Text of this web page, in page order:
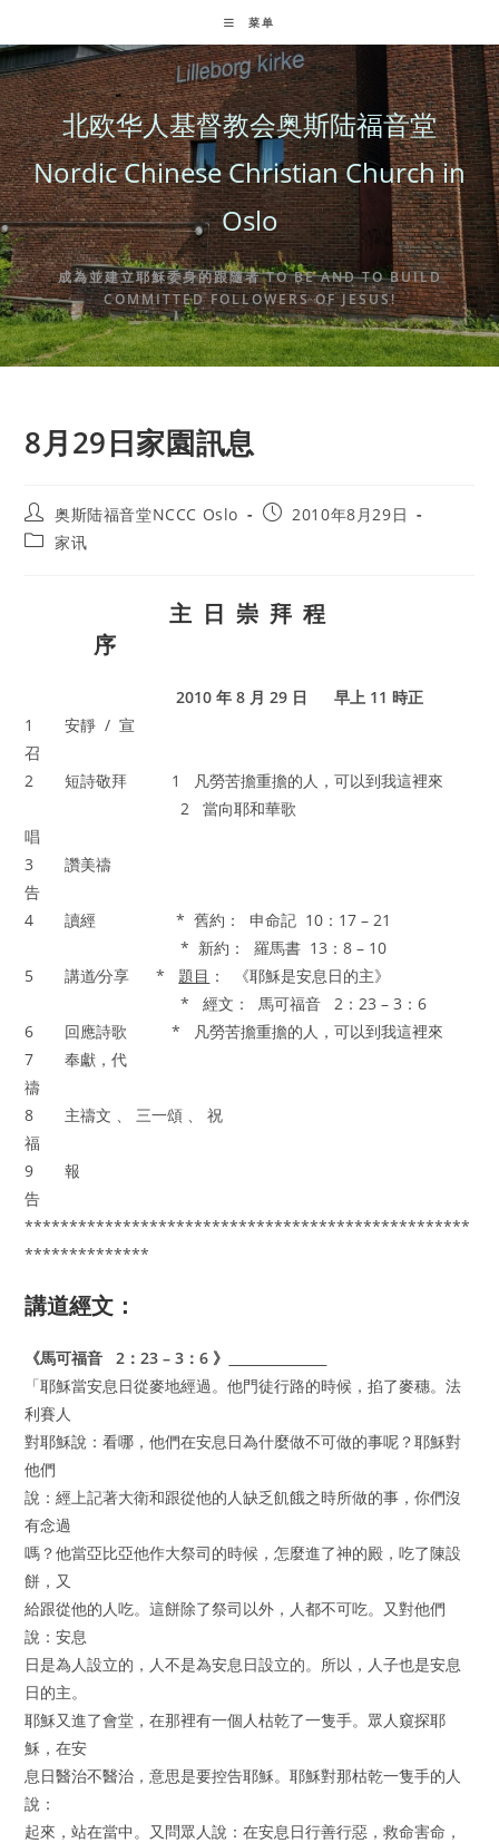
to
content
菜单
北欧华人基督教会奥斯陆福音堂
Nordic Chinese Christian Church in
Oslo
成為並建立耶穌委身的跟隨者 TO BE AND TO BUILD
COMMITTED FOLLOWERS OF JESUS!
8月29日家園訊息
Post
author:
奥斯陆福音堂NCCC Oslo
Post2010年8月29日
Post家讯
主 日 崇 拜 程
序
2010 年 8 月 29 日 早上 11 時正
1 安靜 / 宣
召
2 短詩敬拜 1 凡勞苦擔重擔的人，可以到我這裡來
2 當向耶和華歌
唱
3 讚美禱
告
4 讀經 * 舊約： 申命記 10：17 – 21
* 新約： 羅馬書 13：8 – 10
5 講道∕分享 * 題目 ： 《耶穌是安息日的主》
* 經文： 馬可福音 2：23 – 3：6
6 回應詩歌 * 凡勞苦擔重擔的人，可以到我這裡來
7 奉獻，代
禱
8 主禱文 、 三一頌 、 祝
福
9 報
告
**************************************************
**************
講道經文：
《馬可福音 2：23 – 3：6 》
「耶穌當安息日從麥地經過。他門徒行路的時候，掐了麥穗。法
利賽人
對耶穌說：看哪，他們在安息日為什麼做不可做的事呢？耶穌對
他們
說：經上記著大衛和跟從他的人缺乏飢餓之時所做的事，你們沒
有念過
嗎？他當亞比亞他作大祭司的時候，怎麼進了神的殿，吃了陳設
餅，又
給跟從他的人吃。這餅除了祭司以外，人都不可吃。又對他們
說：安息
日是為人設立的，人不是為安息日設立的。所以，人子也是安息
日的主。
耶穌又進了會堂，在那裡有一個人枯乾了一隻手。眾人窺探耶
穌，在安
息日醫治不醫治，意思是要控告耶穌。耶穌對那枯乾一隻手的人
說：
起來，站在當中。又問眾人說：在安息日行善行惡，救命害命，